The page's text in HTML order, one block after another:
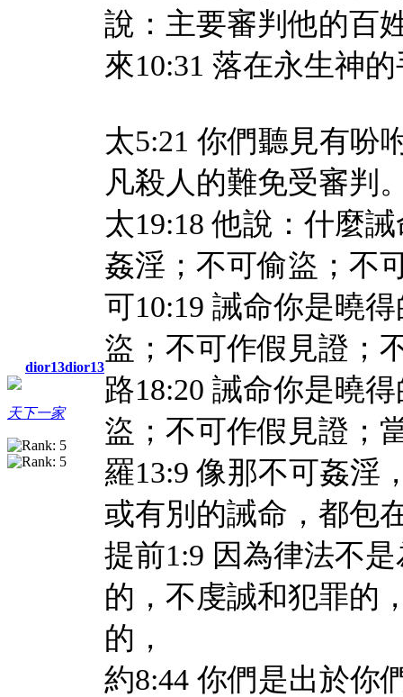
dior13dior13
天下一家
說：主要審判他的百
來10:31 落在永生神
太5:21 你們聽見有吩
凡殺人的難免受審判
太19:18 他說：什麼
姦淫；不可偷盜；不
可10:19 誡命你是曉
盜；不可作假見證；
路18:20 誡命你是曉
盜；不可作假見證；
羅13:9 像那不可姦淫
或有別的誡命，都包
提前1:9 因為律法不
的，不虔誠和犯罪的
的，
約8:44 你們是出於你